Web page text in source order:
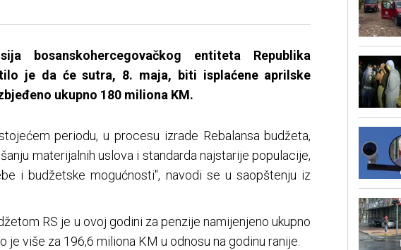
bosanskohercegovačkog entiteta Republika
je da će sutra, 8. maja, biti isplaćene aprilske
ukupno 180 miliona KM.
periodu, u procesu izrade Rebalansa budžeta,
materijalnih uslova i standarda najstarije populacije,
i budžetske mogućnosti", navodi se u saopštenju iz
RS je u ovoj godini za penzije namijenjeno ukupno
je više za 196,6 miliona KM u odnosu na godinu ranije.